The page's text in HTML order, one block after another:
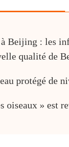
Beijing : les
qualité de
protégé de
oiseaux » est